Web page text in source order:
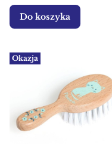
Do koszyka
Okazja